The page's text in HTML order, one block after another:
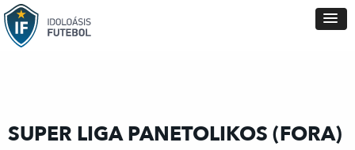
SUPER LIGA PANETOLIKOS (FORA)